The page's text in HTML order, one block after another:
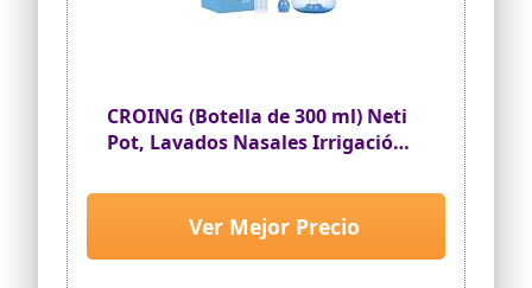
CROING (Botella de 300 ml) Neti
Pot, Lavados Nasales Irrigación
Ver Mejor Precio